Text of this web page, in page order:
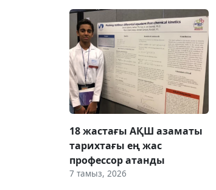
18 жастағы АҚШ азаматы
тарихтағы ең жас
профессор атанды
7 тамыз, 2026